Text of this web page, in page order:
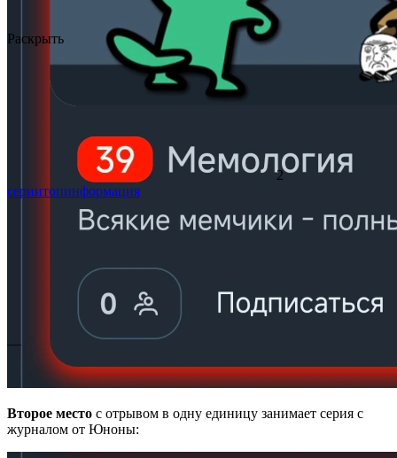
Второе место с отрывом в одну единицу занимает серия с
журналом от Юноны:
Раскрыть
2
сериитопинформация
—